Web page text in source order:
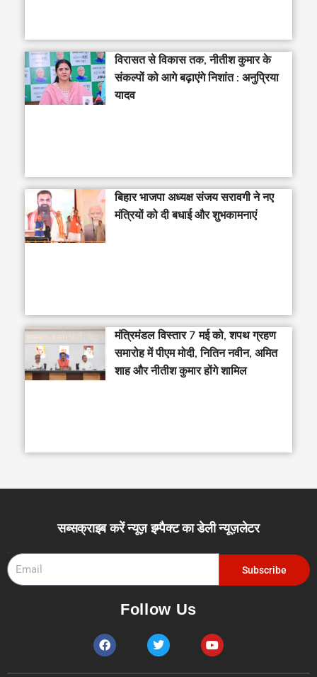
विरासत से विकास तक, नीतीश कुमार के
संकल्पों को आगे बढ़ाएंगे निशांत : अनुप्रिया
यादव
बिहार भाजपा अध्यक्ष संजय सरावगी ने नए
मंत्रियों को दी बधाई और शुभकामनाएं
मंत्रिमंडल विस्तार 7 मई को, शपथ ग्रहण
समारोह में पीएम मोदी, नितिन नवीन, अमित
शाह और नीतीश कुमार होंगे शामिल
सब्सक्राइब करें न्यूज़ इम्पैक्ट का डेली न्यूज़लेटर
Subscribe
Follow Us
F
a
c
e
T
w
i
t
Y
o
u
t